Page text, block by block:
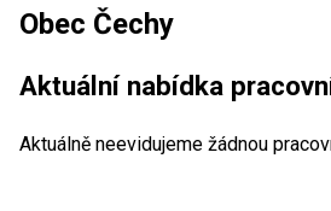
Obec Čechy
Aktuální nabídka
Aktuálně neevidujeme žádnou